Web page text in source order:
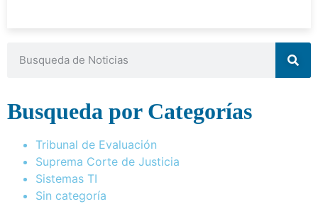
Busqueda por Categorías
Tribunal de Evaluación
Suprema Corte de Justicia
Sistemas TI
Sin categoría